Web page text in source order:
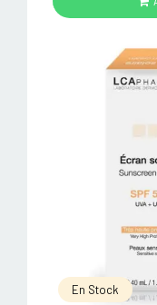
En Stock